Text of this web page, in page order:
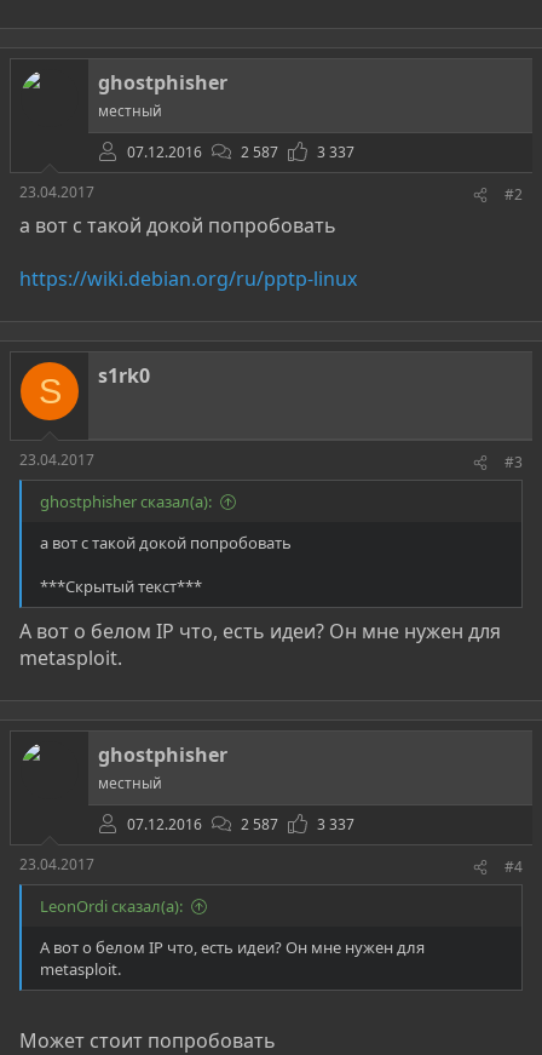
ghostphisher
местный
07.12.2016
2 587
3 337
23.04.2017
#2
а вот с такой докой попробовать
https://wiki.debian.org/ru/pptp-linux
S s1rk0
23.04.2017 #3
ghostphisher сказал(а):
а вот с такой докой попробовать
***Скрытый текст***
А вот о белом IP что, есть идеи? Он мне нужен для
metasploit.
ghostphisher
местный
07.12.2016
2 587
3 337
23.04.2017
#4
LeonOrdi сказал(а):
А вот о белом IP что, есть идеи? Он мне нужен для
metasploit.
Может стоит попробовать